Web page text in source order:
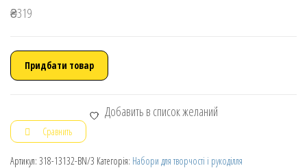
₴319
Придбати товар
Добавить в список желаний
Сравнить
Артикул: 318-13132-BN/3 Категорія: Набори для творчості і рукоділля